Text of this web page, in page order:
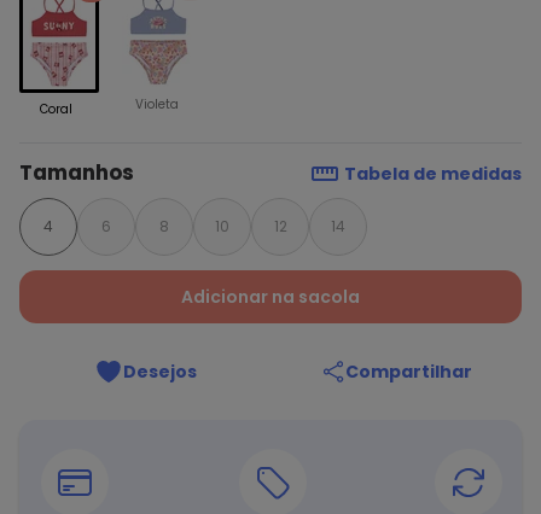
Coral Violeta
Tamanhos Tabela de medidas
4 6 8 10 12 14
Adicionar na sacola
Desejos Compartilhar